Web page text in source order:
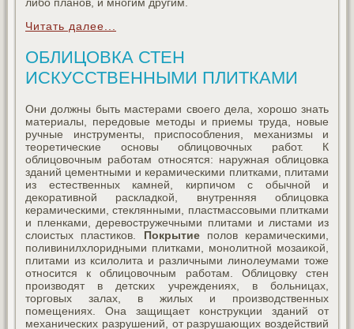
либо планов, и многим другим.
Читать далее...
ОБЛИЦОВКА СТЕН
ИСКУССТВЕННЫМИ ПЛИТКАМИ
Они должны быть мастерами своего дела, хорошо знать
материалы, передовые методы и приемы труда, новые
ручные инструменты, приспособления, механизмы и
теоретические основы облицовочных работ. К
облицовочным работам относятся: наружная облицовка
зданий цементными и керамическими плитками, плитами
из естественных камней, кирпичом с обычной и
декоративной раскладкой, внутренняя облицовка
керамическими, стеклянными, пластмассовыми плитками
и пленками, деревостружечными плитами и листами из
слоистых пластиков. Покрытиеполов керамическими,
поливинилхлоридными плитками, монолитной мозаикой,
плитами из ксилолита и различными линолеумами тоже
относится к облицовочным работам. Облицовку стен
производят в детских учреждениях, в больницах,
торговых залах, в жилых и производственных
помещениях. Она защищает конструкции зданий от
механических разрушений, от разрушающих воздействий